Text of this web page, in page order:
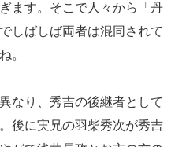
ます。そこで人々から「丹
しばしば両者は混同されて
。
なり、秀吉の後継者として
後に実兄の羽柴秀次が秀吉